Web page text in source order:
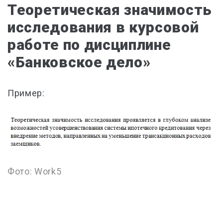
Теоретическая значимость
исследования в курсовой
работе по дисциплине
«Банковское дело»
Пример:
Фото: Work5